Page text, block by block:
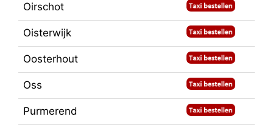
Oirschot
Oisterwijk
Oosterhout
Oss
Purmerend